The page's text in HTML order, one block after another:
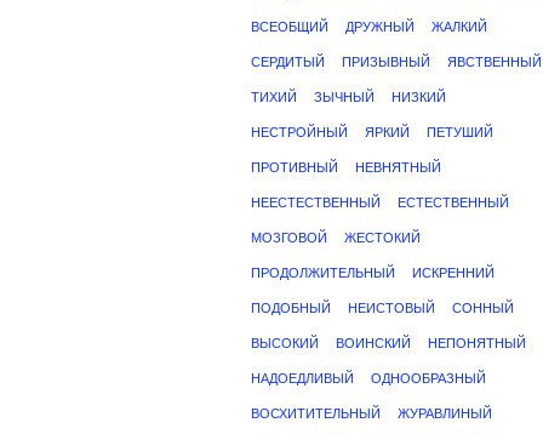
ВСЕОБЩИЙ ДРУЖНЫЙ ЖАЛКИЙ
СЕРДИТЫЙ ПРИЗЫВНЫЙ ЯВСТВЕННЫЙ
ТИХИЙ ЗЫЧНЫЙ НИЗКИЙ
НЕСТРОЙНЫЙ ЯРКИЙ ПЕТУШИЙ
ПРОТИВНЫЙ НЕВНЯТНЫЙ
НЕЕСТЕСТВЕННЫЙ ЕСТЕСТВЕННЫЙ
МОЗГОВОЙ ЖЕСТОКИЙ
ПРОДОЛЖИТЕЛЬНЫЙ ИСКРЕННИЙ
ПОДОБНЫЙ НЕИСТОВЫЙ СОННЫЙ
ВЫСОКИЙ ВОИНСКИЙ НЕПОНЯТНЫЙ
НАДОЕДЛИВЫЙ ОДНООБРАЗНЫЙ
ВОСХИТИТЕЛЬНЫЙ ЖУРАВЛИНЫЙ